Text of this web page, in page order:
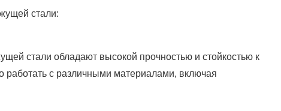
стали:
стали обладают высокой прочностью и стойкостью к
работать с различными материалами, включая